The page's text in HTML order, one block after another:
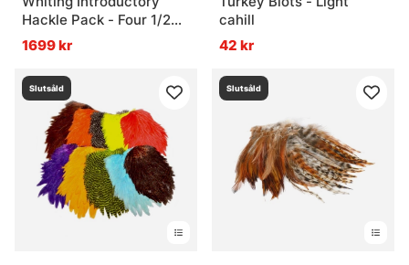
Hackle Pack - Four 1/2
Capes
1699 kr
cahill
42 kr
Slutsåld Slutsåld